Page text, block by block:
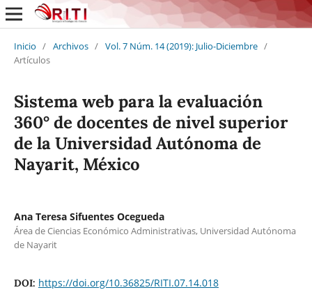
Inicio / Archivos / Vol. 7 Núm. 14 (2019): Julio-Diciembre /
Artículos
Sistema web para la evaluación
360° de docentes de nivel superior
de la Universidad Autónoma de
Nayarit, México
Ana Teresa Sifuentes Ocegueda
Área de Ciencias Económico Administrativas, Universidad Autónoma
de Nayarit
DOI: https://doi.org/10.36825/RITI.07.14.018